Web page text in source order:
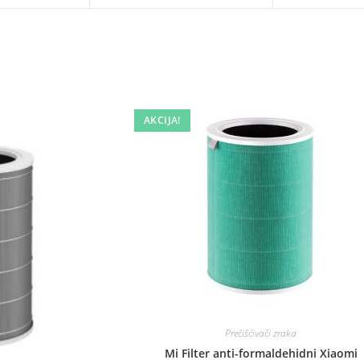
AKCIJA!
Prečišćivači zraka
Mi Filter anti-formaldehidni Xiaomi